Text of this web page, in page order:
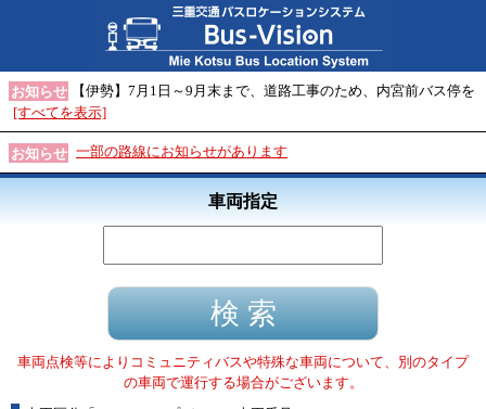
お知らせ
【伊勢】7月1日～9月末まで、道路工事のため、内宮前バス停を
[すべてを表示]
お知らせ 一部の路線にお知らせがあります
車両指定
車両点検等によりコミュニティバスや特殊な車両について、別のタイプ
の車両で運行する場合がございます。